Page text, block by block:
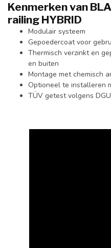
Kenmerken van
railing HYBRID
Modulair systeem
Gepoedercoat voor
Thermisch verzinkt en
en buiten
Montage met chemisch
Optioneel te installeren
TÜV getest volgens